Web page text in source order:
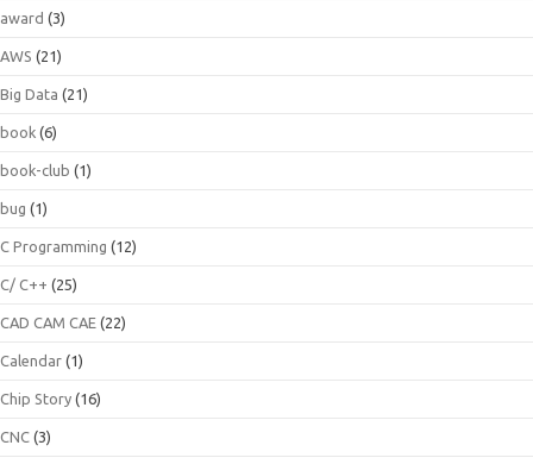
award (3)
AWS (21)
Big Data (21)
book (6)
book-club (1)
bug (1)
C Programming (12)
C/ C++ (25)
CAD CAM CAE (22)
Calendar (1)
Chip Story (16)
CNC (3)